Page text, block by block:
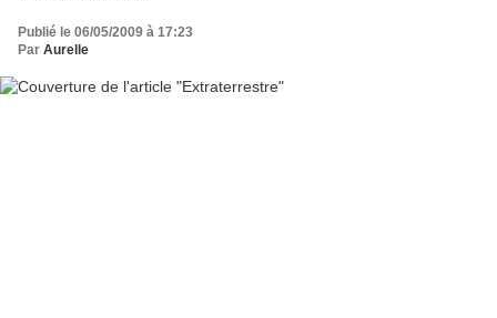
Publié le 06/05/2009 à 17:23
Par Aurelle